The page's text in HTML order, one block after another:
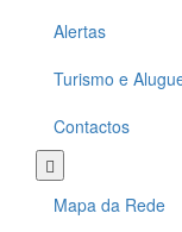
Alertas
Turismo e
Contactos
Mapa da Rede